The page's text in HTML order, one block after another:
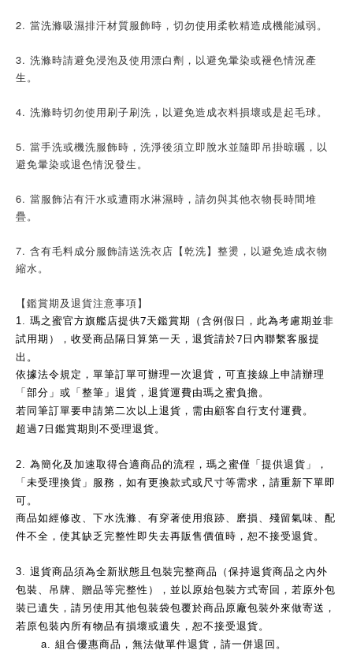
2. 當洗滌吸濕排汗材質服飾時，切勿使用柔軟精造成機能減弱。
3. 洗滌時請避免浸泡及使用漂白劑，以避免暈染或褪色情況產
生。
4. 洗滌時切勿使用刷子刷洗，以避免造成衣料損壞或是起毛球。
5. 當手洗或機洗服飾時，洗淨後須立即脫水並隨即吊掛晾曬，以
避免暈染或退色情況發生。
6. 當服飾沾有汗水或遭雨水淋濕時，請勿與其他衣物長時間堆
疊。
7. 含有毛料成分服飾請送洗衣店【乾洗】整燙，以避免造成衣物
縮水。
【鑑賞期及退貨注意事項】
1. 瑪之蜜官方旗艦店提供7天鑑賞期（含例假日，此為考慮期並非
試用期），收受商品隔日算第一天，退貨請於7 日內聯繫客服提
出。
依據法令規定，單筆訂單可辦理一次退貨，可直接線上申請辦理
「部分」或「整筆」退貨，退貨運費由瑪之蜜負擔。
若同筆訂單要申請第二次以上退貨，需由顧客自行支付運費。
超過7 日鑑賞期則不受理退貨。
2. 為簡化及加速取得合適商品的流程，瑪之蜜僅「提供退貨」，
「未受理換貨」服務，如有更換款式或尺寸等需求，請重新下單即
可。
商品如經修改、下水洗滌、有穿著使用痕跡、磨損、殘留氣味、配
件不全，使其缺乏完整性即失去再販售價值時，恕不接受退貨。
3. 退貨商品須為全新狀態且包裝完整商品（保持退貨商品之內外
包裝、吊牌、贈品等完整性），並以原始包裝方式寄回，若原外包
裝已遺失，請另使用其他包裝袋包覆於商品原廠包裝外來做寄送，
若原包裝內所有物品有損壞或遺失，恕不接受退貨。
a. 組合優惠商品，無法做單件退貨，請一併退回。